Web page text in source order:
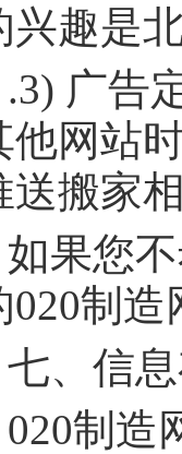
兴趣是
.3) 广告
他网站
送搬家
如果您
020制
七、信
020制造